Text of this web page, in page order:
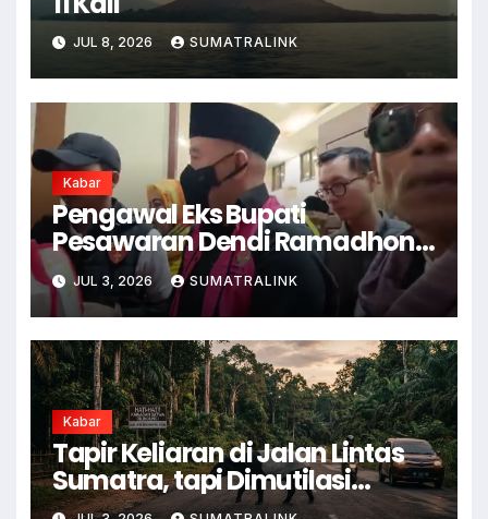
JUL 8, 2026 SUMATRALINK
Kabar
Pengawal Eks Bupati
Pesawaran Dendi Ramadhona
Pukul Kamera Wartawan
JUL 3, 2026 SUMATRALINK
Kabar
Tapir Keliaran di Jalan Lintas
Sumatra, tapi Dimutilasi
Warga